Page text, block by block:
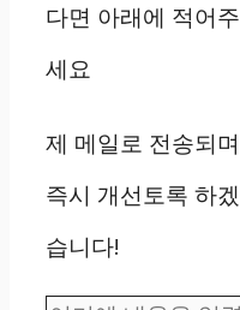
다면 아래에 적어주
세요
제 메일로 전송되며
즉시 개선토록 하겠
습니다!